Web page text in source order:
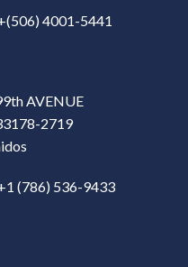
4001-5441
AVENUE
2719
(786) 536-9433‎